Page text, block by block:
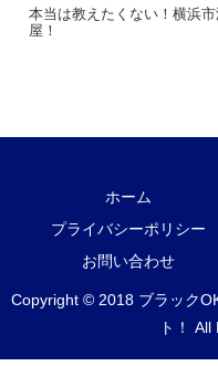
本当は教えたくない！横浜
屋！
ホーム
プライバシーポリシー
お問い合わせ
Copyright © 2018 ブラック
ト！